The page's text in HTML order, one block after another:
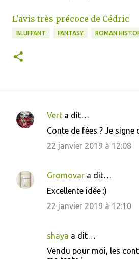
L'avis très précoce de Cédric
BLUFFANT FANTASY ROMAN
C
e
Vert a dit…
Conte de fées ? Je signe
22 janvier 2019 à 12:08
Gromovar a dit…
Excellente idée :)
22 janvier 2019 à 12:10
shaya a dit…
Vendu pour moi, les